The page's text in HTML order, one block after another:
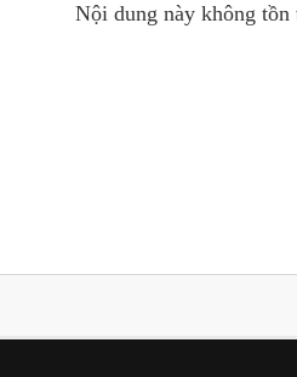
Nội dung này không tồn